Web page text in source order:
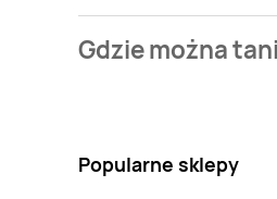
specjalne Parkside
Gdzie można
Popularne sklepy